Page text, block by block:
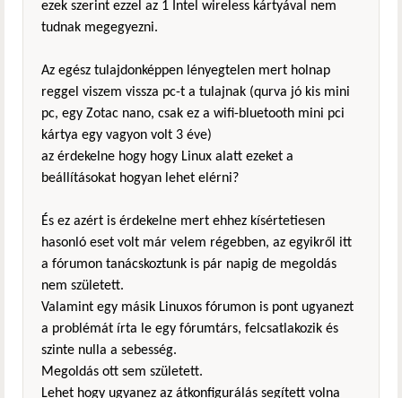
ezek szerint ezzel az 1 Intel wireless kártyával nem
tudnak megegyezni.
Az egész tulajdonképpen lényegtelen mert holnap
reggel viszem vissza pc-t a tulajnak (qurva jó kis mini
pc, egy Zotac nano, csak ez a wifi-bluetooth mini pci
kártya egy vagyon volt 3 éve)
az érdekelne hogy hogy Linux alatt ezeket a
beállításokat hogyan lehet elérni?
És ez azért is érdekelne mert ehhez kísértetiesen
hasonló eset volt már velem régebben, az egyikről itt
a fórumon tanácskoztunk is pár napig de megoldás
nem született.
Valamint egy másik Linuxos fórumon is pont ugyanezt
a problémát írta le egy fórumtárs, felcsatlakozik és
szinte nulla a sebesség.
Megoldás ott sem született.
Lehet hogy ugyanez az átkonfigurálás segített volna